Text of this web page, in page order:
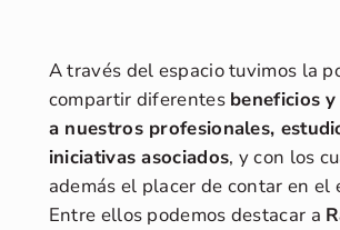
A través del espacio tuvimos la
compartir diferentes beneficios
a nuestros profesionales,
iniciativas asociados, y con los
además el placer de contar en el
Entre ellos podemos destacar a